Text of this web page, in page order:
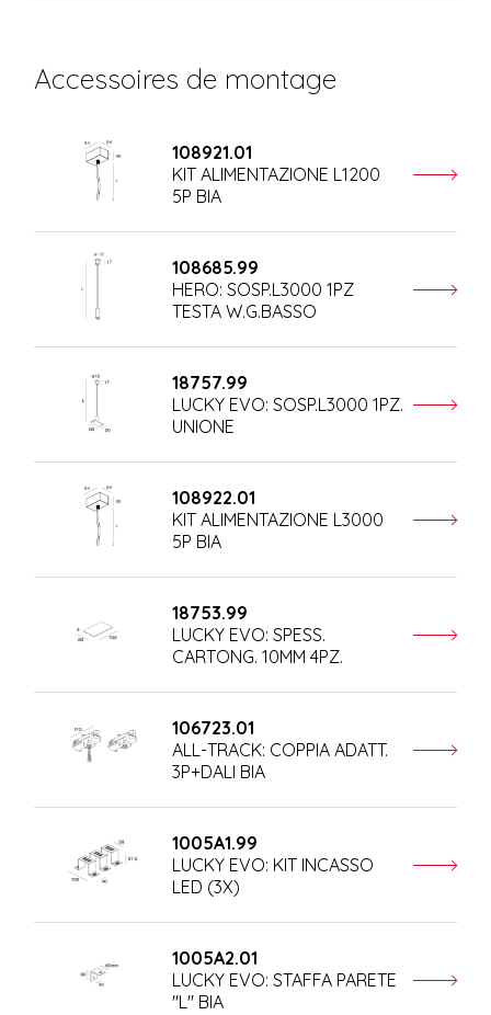
Accessoires de montage
108921.01
KIT ALIMENTAZIONE L1200
5P BIA
108685.99
HERO: SOSP.L3000 1PZ
TESTA W.G.BASSO
18757.99
LUCKY EVO: SOSP.L3000 1PZ.
UNIONE
108922.01
KIT ALIMENTAZIONE L3000
5P BIA
18753.99
LUCKY EVO: SPESS.
CARTONG. 10MM 4PZ.
106723.01
ALL-TRACK: COPPIA ADATT.
3P+DALI BIA
1005A1.99
LUCKY EVO: KIT INCASSO
LED (3X)
1005A2.01
LUCKY EVO: STAFFA PARETE
"L" BIA